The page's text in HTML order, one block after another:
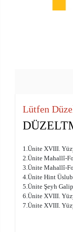
Lütfen
1.Ünite XVIII.
2.Ünite Mahallî-
3.Ünite Mahallî-
4.Ünite Hint
5.Ünite Şeyh
6.Ünite XVIII.
7.Ünite XVIII.